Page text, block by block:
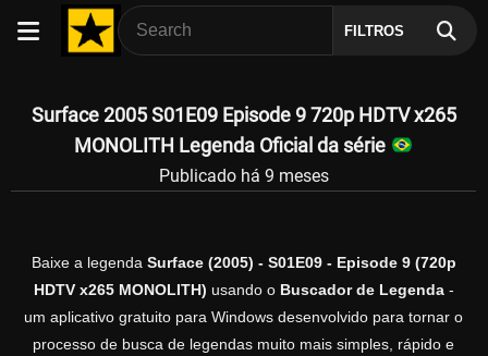
FILTROS
Surface 2005 S01E09 Episode 9 720p HDTV x265
MONOLITH Legenda Oficial da série
Publicado há 9 meses
Baixe a legenda Surface (2005) - S01E09 - Episode 9 (720p
HDTV x265 MONOLITH) usando o Buscador de Legenda-
um aplicativo gratuito para Windows desenvolvido para tornar o
processo de busca de legendas muito mais simples, rápido e